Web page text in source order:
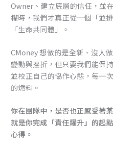
Owner、建立底層的信任，並
權時，我們才真正從一個「並
「生命共同體」。
CMoney 想做的是全新、沒人
變動與挫折，但只要我們能保
並校正自己的協作心態，每一
的燃料。
你在團隊中，是否也正感受著
就是你完成「責任躍升」的起
心得。